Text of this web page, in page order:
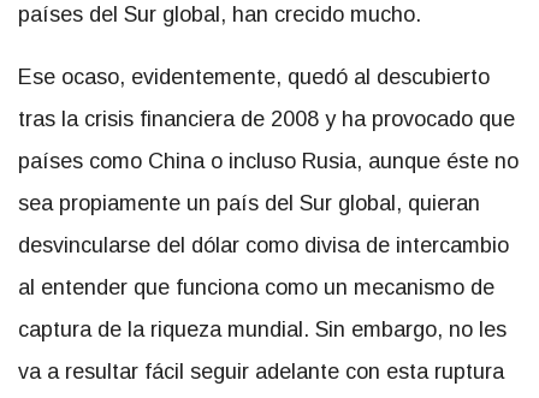
países del Sur global, han crecido mucho.
Ese ocaso, evidentemente, quedó al descubierto
tras la crisis financiera de 2008 y ha provocado que
países como China o incluso Rusia, aunque éste no
sea propiamente un país del Sur global, quieran
desvincularse del dólar como divisa de intercambio
al entender que funciona como un mecanismo de
captura de la riqueza mundial. Sin embargo, no les
va a resultar fácil seguir adelante con esta ruptura